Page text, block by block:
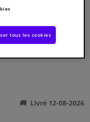
Livré 12-08-2026
tous les cookies